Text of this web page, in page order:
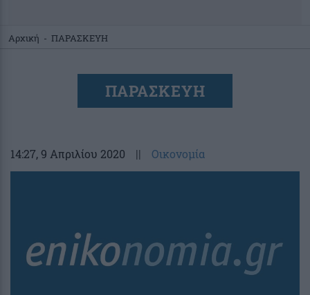
Αρχική - ΠΑΡΑΣΚΕΥΗ
ΠΑΡΑΣΚΕΥΗ
14:27, 9 Απριλίου 2020 || Οικονομία